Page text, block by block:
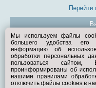
©
Мы используем файлы
большего удобства его
информацию об
обработки персональных
пользоваться
проинформированы об
нашими правилами
отключить файлы cookies в